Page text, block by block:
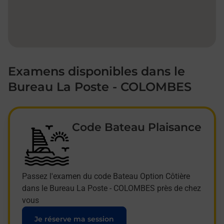
Examens disponibles dans le
Bureau La Poste - COLOMBES
Code Bateau Plaisance
Passez l'examen du code Bateau Option Côtière
dans le Bureau La Poste - COLOMBES près de chez
vous
Je réserve ma session